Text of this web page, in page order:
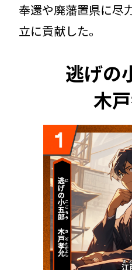
奉還や廃藩置県に尽
立に貢献した。
逃げの
木